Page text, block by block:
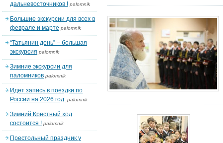
дальневосточников ! palomnik
Большие экскурсии для всех в
феврале и марте palomnik
“Татьянин день” – большая
экскурсия palomnik
Зимние экскурсии для
паломников palomnik
Идет запись в поездки по
России на 2026 год. palomnik
Зимний Крестный ход
состоится ! palomnik
Престольный праздник у